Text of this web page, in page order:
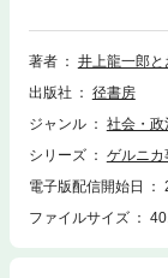
つける日の丸教育と
な学習と成長が実証
著者
井上龍一郎
出版社
径書房
ジャンル
社会・政
シリーズ
ゲルニ
電子版配信開始日
ファイルサイズ